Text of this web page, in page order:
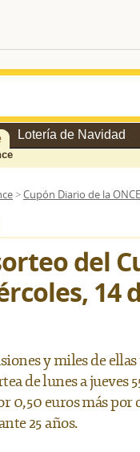
Lotería de Navidad
>Cupón Diario de la ONCE
del
14
y miles de
de lunes a jueves
0,50 euros más
25 años.